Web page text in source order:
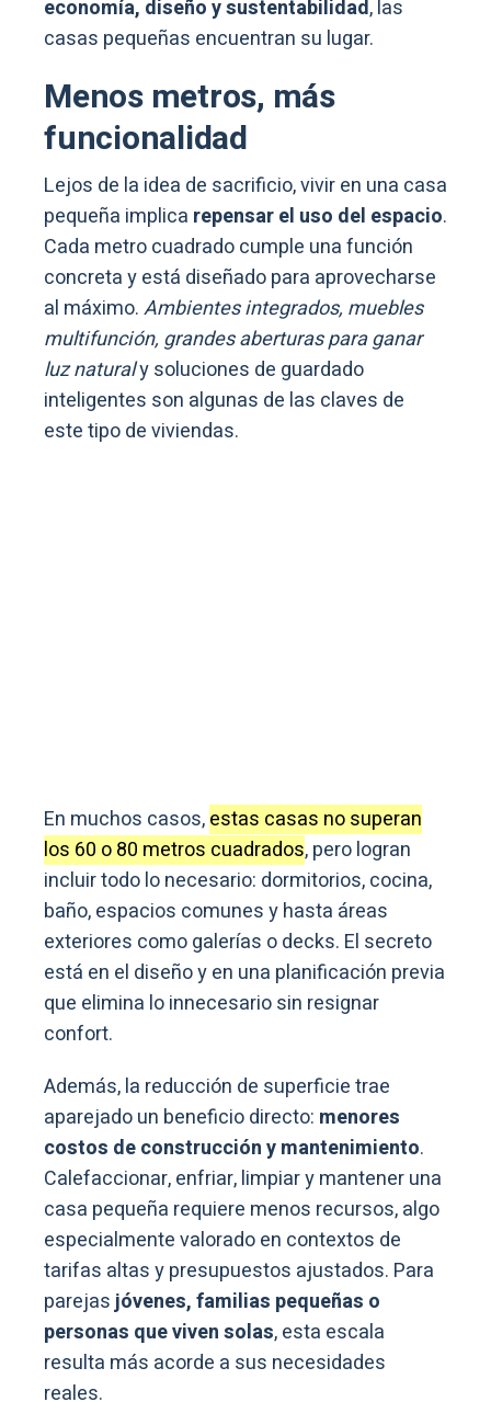
economía, diseño y sustentabilidad, las
casas pequeñas encuentran su lugar.
Menos metros, más
funcionalidad
Lejos de la idea de sacrificio, vivir en una casa
pequeña implica repensar el uso del espacio.
Cada metro cuadrado cumple una función
concreta y está diseñado para aprovecharse
al máximo.Ambientes integrados, muebles
multifunción, grandes aberturas para ganar
luz naturaly soluciones de guardado
inteligentes son algunas de las claves de
este tipo de viviendas.
En muchos casos,estas casas no superan
los 60 o 80 metros cuadrados, pero logran
incluir todo lo necesario: dormitorios, cocina,
baño, espacios comunes y hasta áreas
exteriores como galerías o decks. El secreto
está en el diseño y en una planificación previa
que elimina lo innecesario sin resignar
confort.
Además, la reducción de superficie trae
aparejado un beneficio directo: menores
costos de construcción y mantenimiento.
Calefaccionar, enfriar, limpiar y mantener una
casa pequeña requiere menos recursos, algo
especialmente valorado en contextos de
tarifas altas y presupuestos ajustados. Para
parejasjóvenes, familias pequeñas o
personas que viven solas, esta escala
resulta más acorde a sus necesidades
reales.